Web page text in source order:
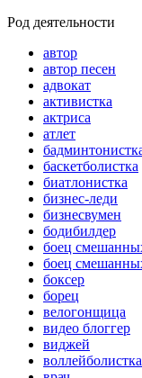
Род деятельности
автор
автор песен
адвокат
активистка
актриса
атлет
баскетболистка
биатлонистка
бизнес-леди
бизнесвумен
бодибилдер
боец
боец
боксер
борец
велогонщица
видео блоггер
виджей
воллейболистка